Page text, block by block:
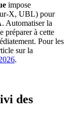
impose
X, UBL) pour
Automatiser la
préparer à cette
Pour les
sur la
.
des